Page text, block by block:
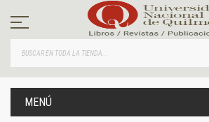
contenido
MENÚ